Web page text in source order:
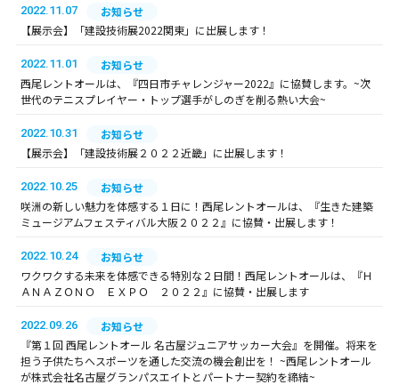
2022.11.07
お知らせ
【展示会】「建設技術展2022関東」に出展します！
2022.11.01
お知らせ
西尾レントオールは、『四日市チャレンジャー2022』に協賛します。~次
世代のテニスプレイヤー・トップ選手がしのぎを削る熱い大会~
2022.10.31
お知らせ
【展示会】「建設技術展２０２２近畿」に出展します！
2022.10.25
お知らせ
咲洲の新しい魅力を体感する１日に！西尾レントオールは、『生きた建築
ミュージアムフェスティバル大阪２０２２』に協賛・出展します！
2022.10.24
お知らせ
ワクワクする未来を体感できる特別な２日間！西尾レントオールは、『Ｈ
ＡＮＡＺＯＮＯ ＥＸＰＯ ２０２２』に協賛・出展します
2022.09.26
お知らせ
『第１回 西尾レントオール 名古屋ジュニアサッカー大会』を開催。将来を
担う子供たちへスポーツを通した交流の機会創出を！ ~西尾レントオール
が株式会社名古屋グランパスエイトとパートナー契約を締結~